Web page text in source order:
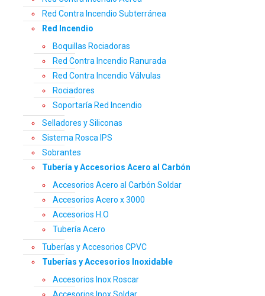
Red Contra Incendio Subterránea
Red Incendio
Boquillas Rociadoras
Red Contra Incendio Ranurada
Red Contra Incendio Válvulas
Rociadores
Soportaría Red Incendio
Selladores y Siliconas
Sistema Rosca IPS
Sobrantes
Tubería y Accesorios Acero al Carbón
Accesorios Acero al Carbón Soldar
Accesorios Acero x 3000
Accesorios H.O
Tubería Acero
Tuberías y Accesorios CPVC
Tuberías y Accesorios Inoxidable
Accesorios Inox Roscar
Accesorios Inox Soldar